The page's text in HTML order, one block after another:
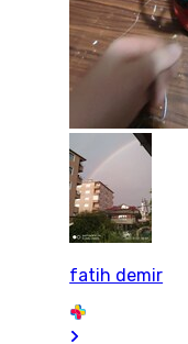
fatih demir